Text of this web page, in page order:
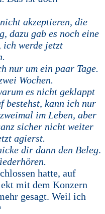
akzeptieren, die
dazu gab es noch eine
ich werde jetzt
nur um ein paar Tage.
Wochen.
es nicht geklappt
bestehst, kann ich nur
im Leben, aber
sicher nicht weiter
agierst.
dir dann den Beleg.
hatte, auf
mit dem Konzern
gesagt. Weil ich